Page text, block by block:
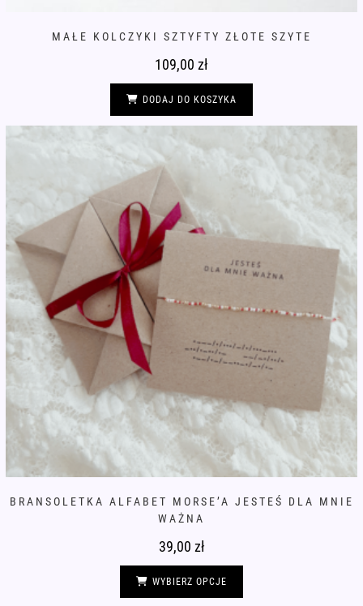
MAŁE KOLCZYKI SZTYFTY ZŁOTE SZYTE
109,00 zł
DODAJ DO KOSZYKA
BRANSOLETKA ALFABET MORSE’A JESTEŚ DLA MNIE
WAŻNA
39,00 zł
WYBIERZ OPCJE
Ten